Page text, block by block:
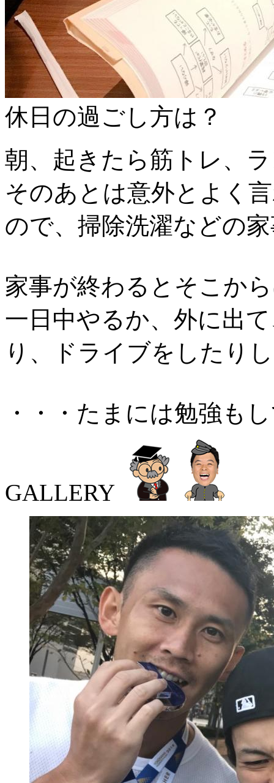
休日の過ごし方は？
朝、起きたら筋トレ、
そのあとは意外とよく
ので、掃除洗濯などの
家事が終わるとそこか
一日中やるか、外に出
り、ドライブをしたり
・・・たまには勉強も
GALLERY